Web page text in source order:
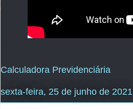
Calculadora Previdenciária
sexta-feira, 25 de junho de 2021